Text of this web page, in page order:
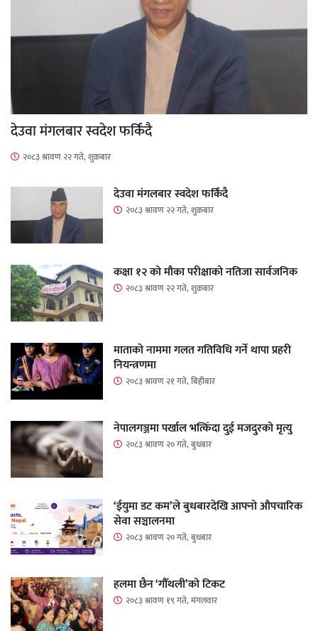
देउवा मंगलबार स्वदेश फर्किंदै
२०८३ श्रावण २२ गते, शुक्रबार
देउवा मंगलबार स्वदेश फर्किंदै
२०८३ श्रावण २२ गते, शुक्रबार
कक्षा १२ को मौका परीक्षाको नतिजा सार्वजनिक
२०८३ श्रावण २२ गते, शुक्रबार
माताकाे नाममा गलत गतिविधि गर्ने थापा प्रहरी
नियन्त्रणमा
२०८३ श्रावण २१ गते, बिहीबार
नेपालगञ्जमा पर्खाल भत्किँदा दुई मजदुरको मृत्यु
२०८३ श्रावण २० गते, बुधबार
‘ईयुमा डट कम’ले बुधबारदेखि आफ्नो औपचारिक
सेवा सञ्चालनमा
२०८३ श्रावण २० गते, बुधबार
हलमा छैन ‘गौँथली’को टिकट
२०८३ श्रावण १९ गते, मंगलवार